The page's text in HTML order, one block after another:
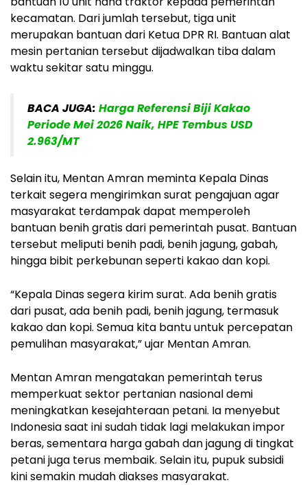
kecamatan. Dari jumlah tersebut, tiga unit
merupakan bantuan dari Ketua DPR RI. Bantuan alat
mesin pertanian tersebut dijadwalkan tiba dalam
waktu sekitar satu minggu.
BACA JUGA: Harga Referensi Biji Kakao
Periode Mei 2026 Naik, HPE Tembus USD
2.963/MT
Selain itu, Mentan Amran meminta Kepala Dinas
terkait segera mengirimkan surat pengajuan agar
masyarakat terdampak dapat memperoleh
bantuan benih gratis dari pemerintah pusat. Bantuan
tersebut meliputi benih padi, benih jagung, gabah,
hingga bibit perkebunan seperti kakao dan kopi.
“Kepala Dinas segera kirim surat. Ada benih gratis
dari pusat, ada benih padi, benih jagung, termasuk
kakao dan kopi. Semua kita bantu untuk percepatan
pemulihan masyarakat,” ujar Mentan Amran.
Mentan Amran mengatakan pemerintah terus
memperkuat sektor pertanian nasional demi
meningkatkan kesejahteraan petani. Ia menyebut
Indonesia saat ini sudah tidak lagi melakukan impor
beras, sementara harga gabah dan jagung di tingkat
petani juga terus membaik. Selain itu, pupuk subsidi
kini semakin mudah diakses masyarakat.